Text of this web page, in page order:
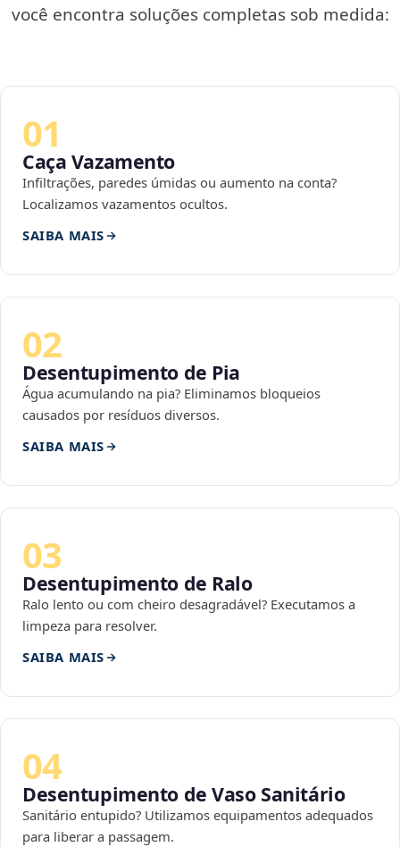
você encontra soluções completas sob medida:
01
Caça Vazamento
Infiltrações, paredes úmidas ou aumento na conta?
Localizamos vazamentos ocultos.
SAIBA MAIS
02
Desentupimento de Pia
Água acumulando na pia? Eliminamos bloqueios
causados por resíduos diversos.
SAIBA MAIS
03
Desentupimento de Ralo
Ralo lento ou com cheiro desagradável? Executamos a
limpeza para resolver.
SAIBA MAIS
04
Desentupimento de Vaso Sanitário
Sanitário entupido? Utilizamos equipamentos adequados
para liberar a passagem.